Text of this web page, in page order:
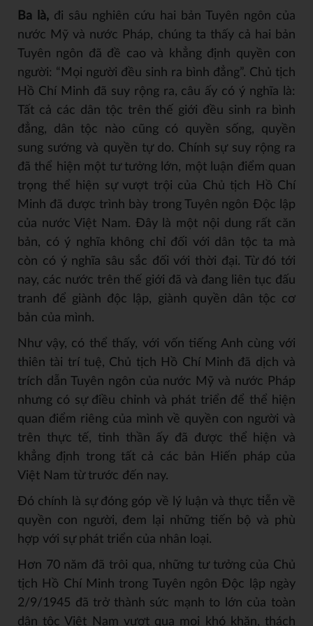
Ba là, đi sâu nghiên cứu hai bản Tuyên ngôn của
nước Mỹ và nước Pháp, chúng ta thấy cả hai bản
Tuyên ngôn đã đề cao và khẳng định quyền con
người: “Mọi người đều sinh ra bình đẳng”. Chủ tịch
Hồ Chí Minh đã suy rộng ra, câu ấy có ý nghĩa là:
Tất cả các dân tộc trên thế giới đều sinh ra bình
đẳng, dân tộc nào cũng có quyền sống, quyền
sung sướng và quyền tự do. Chính sự suy rộng ra
đã thể hiện một tư tưởng lớn, một luận điểm quan
trọng thể hiện sự vượt trội của Chủ tịch Hồ Chí
Minh đã được trình bày trong Tuyên ngôn Độc lập
của nước Việt Nam. Đây là một nội dung rất căn
bản, có ý nghĩa không chỉ đối với dân tộc ta mà
còn có ý nghĩa sâu sắc đối với thời đại. Từ đó tới
nay, các nước trên thế giới đã và đang liên tục đấu
tranh để giành độc lập, giành quyền dân tộc cơ
bản của mình.
Như vậy, có thể thấy, với vốn tiếng Anh cùng với
thiên tài trí tuệ, Chủ tịch Hồ Chí Minh đã dịch và
trích dẫn Tuyên ngôn của nước Mỹ và nước Pháp
nhưng có sự điều chỉnh và phát triển để thể hiện
quan điểm riêng của mình về quyền con người và
trên thực tế, tinh thần ấy đã được thể hiện và
khẳng định trong tất cả các bản Hiến pháp của
Việt Nam từ trước đến nay.
Đó chính là sự đóng góp về lý luận và thực tiễn về
quyền con người, đem lại những tiến bộ và phù
hợp với sự phát triển của nhân loại.
Hơn 70 năm đã trôi qua, những tư tưởng của Chủ
tịch Hồ Chí Minh trong Tuyên ngôn Độc lập ngày
2/9/1945 đã trở thành sức mạnh to lớn của toàn
dân tộc Việt Nam vượt qua mọi khó khăn, thách